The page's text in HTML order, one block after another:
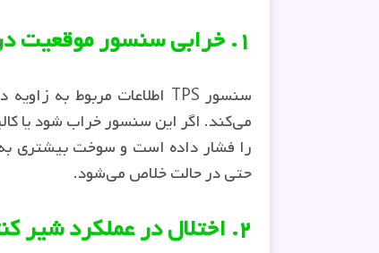
۱. خرابی سنسور موقعیت دریچه گاز (TPS)
را فشار داده است و سوخت بیشتری به
حتی در حالت خلاص می‌شود.
۲. اختلال در عملکرد شیر کنترل هوای دور آرام (IAC Valve)